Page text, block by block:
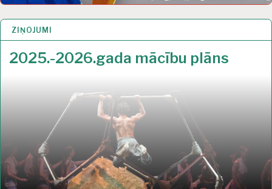
ZIŅOJUMI
2025.-2026.gada mācību plāns
1 SEP 2022